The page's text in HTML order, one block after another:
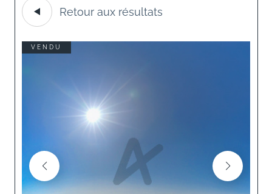
Retour aux résultats
VENDU